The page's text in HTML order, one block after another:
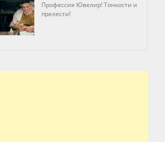
Профессия Ювелир! Тонкости и
прелести!